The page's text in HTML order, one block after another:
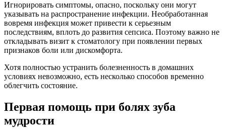
Игнорировать симптомы, опасно, поскольку они могут
указывать на распространение инфекции. Необработанная
вовремя инфекция может привести к серьезным
последствиям, вплоть до развития сепсиса. Поэтому важно не
откладывать визит к стоматологу при появлении первых
признаков боли или дискомфорта.
Хотя полностью устранить болезненность в домашних
условиях невозможно, есть несколько способов временно
облегчить состояние.
Первая помощь при болях зуба
мудрости